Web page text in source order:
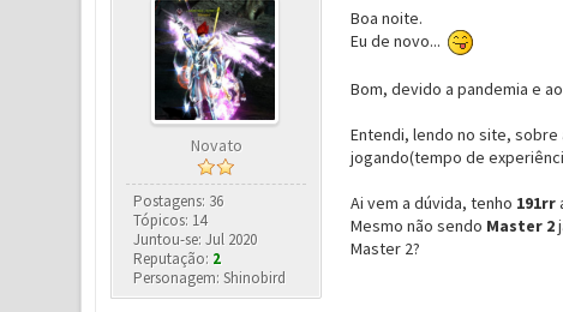
Novato
Postagens: 36
Tópicos: 14
Juntou-se: Jul 2020
Reputação: 2
Personagem: Shinobird
Boa noite.
Eu de novo...
Bom, devido a pandemia e
Entendi, lendo no site,
jogando(tempo de
Ai vem a dúvida, tenho 191rr
Mesmo não sendo Master 2
Master 2?